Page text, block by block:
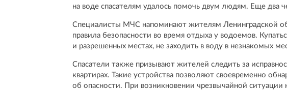
на воде спасателям удалось помочь двум людям. Еще два
Специалисты МЧС напоминают жителям Ленинградской
правила безопасности во время отдыха у водоемов.
и разрешенных местах, не заходить в воду в незнакомых
Спасатели также призывают жителей следить за
квартирах. Такие устройства позволяют своевременно
об опасности. При возникновении чрезвычайной